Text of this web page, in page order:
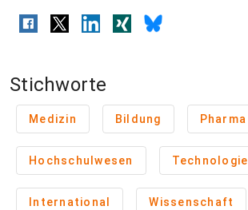
Stichworte
Medizin Bildung Pharma
Hochschulwesen Technologie
International Wissenschaft